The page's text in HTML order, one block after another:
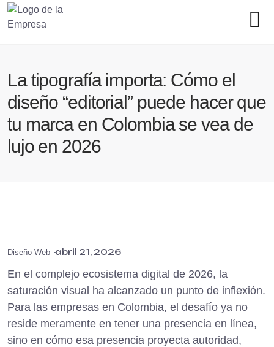
La tipografía importa: Cómo el
diseño “editorial” puede hacer que
tu marca en Colombia se vea de
lujo en 2026
Diseño Web abril 21, 2026
En el complejo ecosistema digital de 2026, la
saturación visual ha alcanzado un punto de inflexión.
Para las empresas en Colombia, el desafío ya no
reside meramente en tener una presencia en línea,
sino en cómo esa presencia proyecta autoridad,